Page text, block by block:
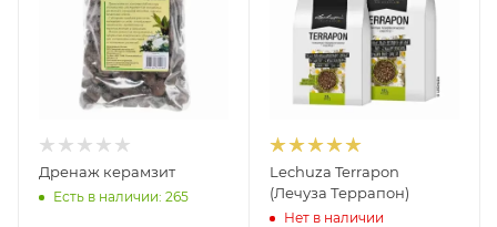
Дренаж керамзит
Есть в наличии: 265
Lechuza Terrapon
(Лечуза Террапон)
Нет в наличии